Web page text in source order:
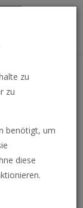
Nachrichten
zu
zu
benötigt, um
diese